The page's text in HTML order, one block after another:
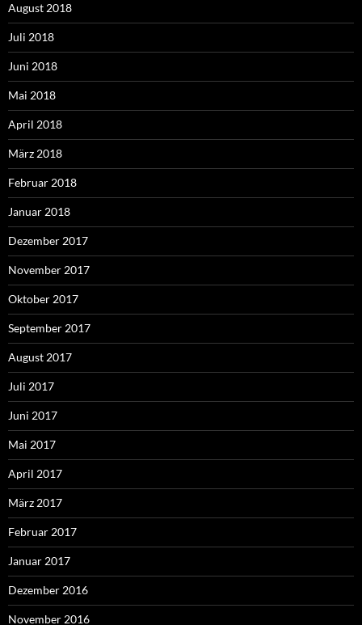
August 2018
Juli 2018
Juni 2018
Mai 2018
April 2018
März 2018
Februar 2018
Januar 2018
Dezember 2017
November 2017
Oktober 2017
September 2017
August 2017
Juli 2017
Juni 2017
Mai 2017
April 2017
März 2017
Februar 2017
Januar 2017
Dezember 2016
November 2016